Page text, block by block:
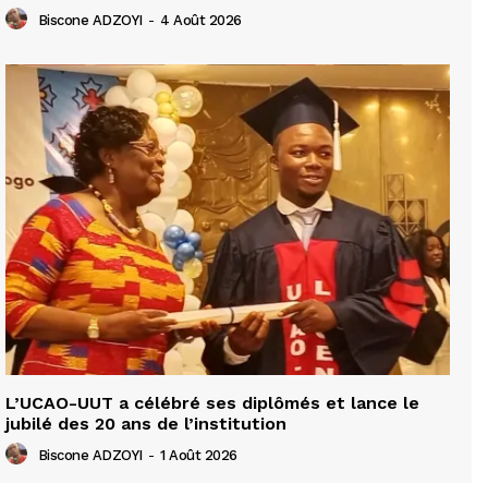
Biscone ADZOYI - 4 Août 2026
L’UCAO-UUT a célébré ses diplômés et lance le
jubilé des 20 ans de l’institution
Biscone ADZOYI - 1 Août 2026